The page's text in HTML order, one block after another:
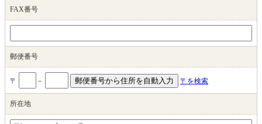
FAX番号
郵便番号
〒 － 〒を検索
所在地